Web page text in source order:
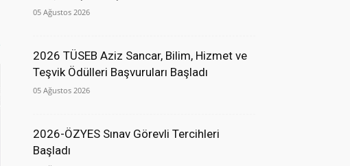
05 Ağustos 2026
2026 TÜSEB Aziz Sancar, Bilim, Hizmet ve
Teşvik Ödülleri Başvuruları Başladı
05 Ağustos 2026
2026-ÖZYES Sınav Görevli Tercihleri
Başladı